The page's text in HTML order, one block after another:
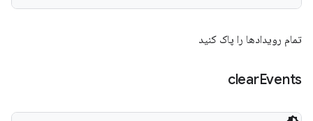
تمام رویدادها را پاک کنید
clearEvents